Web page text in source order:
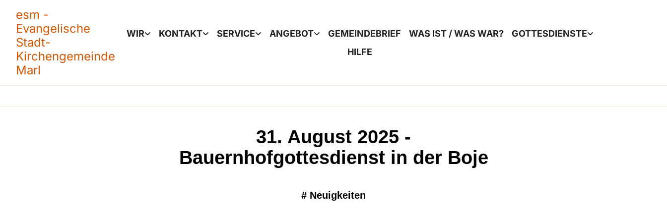
esm -
Evangelische
Stadt-
Kirchengemeinde
Marl
WIR KONTAKT SERVICE ANGEBOT GEMEINDEBRIEF WAS IST / WAS WAR?
GOTTESDIENSTE
HILFE
31. August 2025 -
Bauernhofgottesdienst in der Boje
# Neuigkeiten